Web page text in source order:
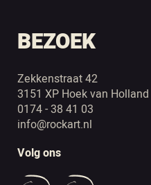
BEZOEK
Zekkenstraat 42
3151 XP Hoek van Holland
0174 - 38 41 03
info@rockart.nl
Volg ons